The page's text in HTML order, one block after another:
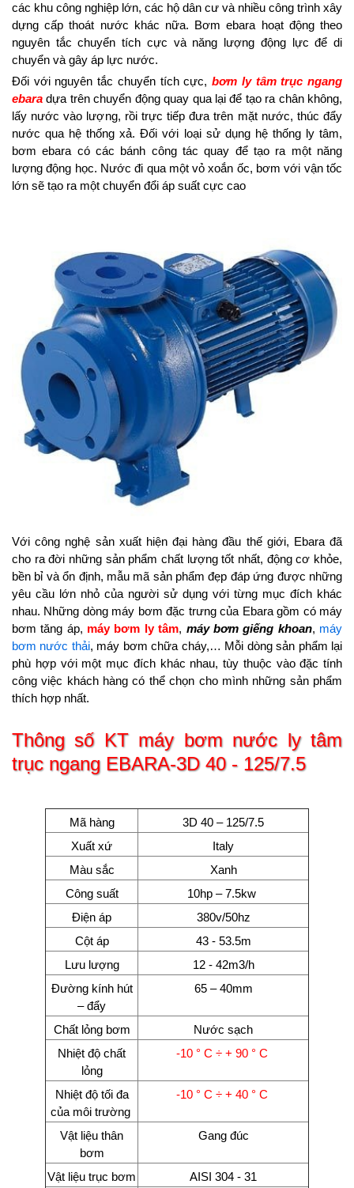
các khu công nghiệp lớn, các hộ dân cư và nhiều công trình xây
dựng cấp thoát nước khác nữa. Bơm ebara hoạt động theo
nguyên tắc chuyển tích cực và năng lượng động lực để di
chuyển và gây áp lực nước.
Đối với nguyên tắc chuyển tích cực,bơm ly tâm trục ngang
ebara dựa trên chuyển động quay qua lại để tạo ra chân không,
lấy nước vào lượng, rồi trực tiếp đưa trên mặt nước, thúc đẩy
nước qua hệ thống xả. Đối với loại sử dụng hệ thống ly tâm,
bơm ebara có các bánh công tác quay để tạo ra một năng
lượng động học. Nước đi qua một vỏ xoắn ốc, bơm với vận tốc
lớn sẽ tạo ra một chuyển đổi áp suất cực cao
Với công nghệ sản xuất hiện đại hàng đầu thế giới, Ebara đã
cho ra đời những sản phẩm chất lượng tốt nhất, động cơ khỏe,
bền bỉ và ổn định, mẫu mã sản phẩm đẹp đáp ứng được những
yêu cầu lớn nhỏ của người sử dụng với từng mục đích khác
nhau. Những dòng máy bơm đặc trưng của Ebara gồm có máy
bơm tăng áp, máy bơm ly tâm, máy bơm giếng khoan, máy
bơm nước thải, máy bơm chữa cháy,… Mỗi dòng sản phẩm lại
phù hợp với một mục đích khác nhau, tùy thuộc vào đặc tính
công việc khách hàng có thể chọn cho mình những sản phẩm
thích hợp nhất.
Thông số KT máy bơm nước ly tâm
trục ngang EBARA-3D 40 - 125/7.5
Mã hàng
3D 40 – 125/7.5
Xuất xứ
Italy
Màu sắc
Xanh
Công suất
10hp – 7.5kw
Điện áp
380v/50hz
Cột áp
43 - 53.5m
Lưu lượng
12 - 42m3/h
Đường kính hút
– đẩy
65 – 40mm
Chất lỏng bơm
Nước sạch
Nhiệt độ chất
lỏng
-10 ° C ÷ + 90 ° C
Nhiệt độ tối đa
của môi trường
-10 ° C ÷ + 40 ° C
Vật liệu thân
bơm
Gang đúc
Vật liệu trục bơm
AISI 304 - 31